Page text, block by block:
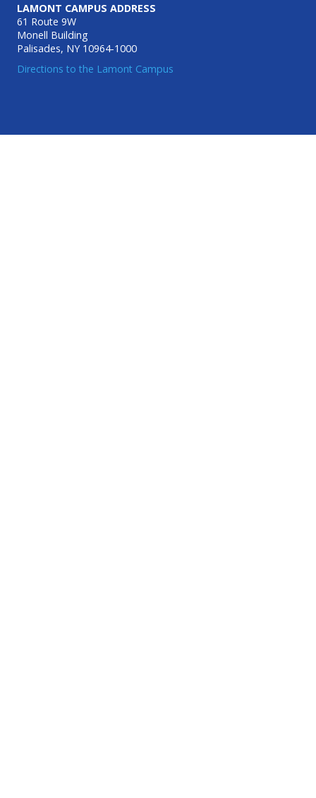
LAMONT CAMPUS ADDRESS
61 Route 9W
Monell Building
Palisades, NY 10964-1000
Directions to the Lamont Campus